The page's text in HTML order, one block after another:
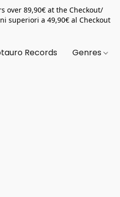
over 89,90€ at the Checkout/
superiori a 49,90€ al Checkout
Records Genres